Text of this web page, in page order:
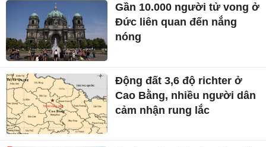
Gần 10.000 người tử vong ở
Đức liên quan đến nắng
nóng
Động đất 3,6 độ richter ở
Cao Bằng, nhiều người dân
cảm nhận rung lắc